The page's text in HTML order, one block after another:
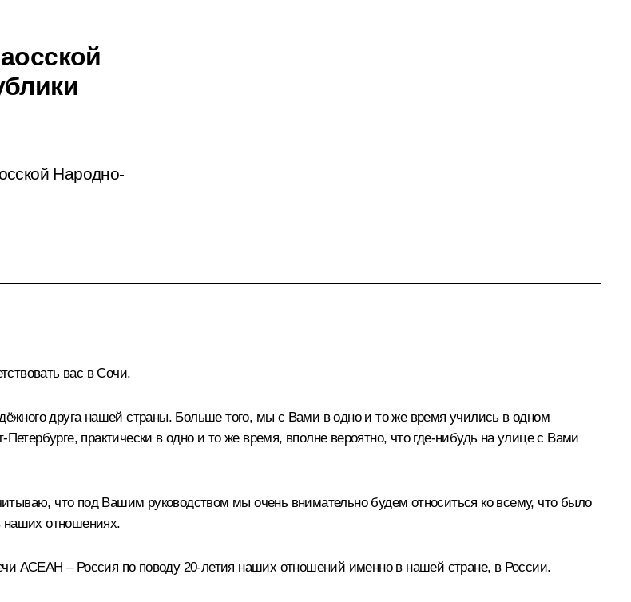
Народно-
вас в Сочи.
друга нашей страны. Больше того, мы с Вами в одно и то же время учились в одном
практически в одно и то же время, вполне вероятно, что где‑нибудь на улице с Вами
что под Вашим руководством мы очень внимательно будем относиться ко всему, что было
наших отношениях.
АСЕАН – Россия по поводу 20‑летия наших отношений именно в нашей стране, в России.